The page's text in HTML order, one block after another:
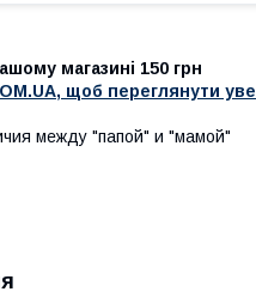
магазині 150 грн
щоб переглянути
между "папой" и "мамой"